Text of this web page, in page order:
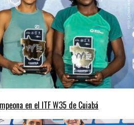
en el ITF W35 de Cuiabá